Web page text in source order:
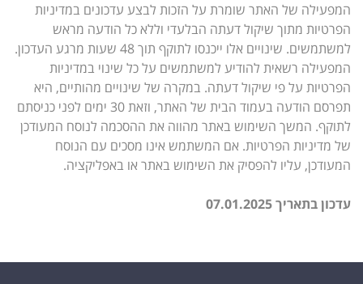
המפעילה של האתר שומרת על הזכות לבצע עדכונים במדיניות
הפרטיות מתוך שיקול דעתה הבלעדי וללא כל הודעה מראש
למשתמשים. שינויים אלו ייכנסו לתוקף תוך 48 שעות מרגע העדכון.
המפעילה רשאית להודיע למשתמשים על כל שינוי במדיניות
הפרטיות על פי שיקול דעתה. במקרה של שינויים מהותיים, היא
תפרסם הודעה בעמוד הבית של האתר, וזאת 30 ימים לפני כניסתם
לתוקף. המשך השימוש באתר מהווה את ההסכמה לנוסח המעודכן
של מדיניות הפרטיות. אם המשתמש אינו מסכים עם הנוסח
המעודכן, עליו להפסיק את השימוש באתר או באפליקציה.
עדכון בתאריך 07.01.2025